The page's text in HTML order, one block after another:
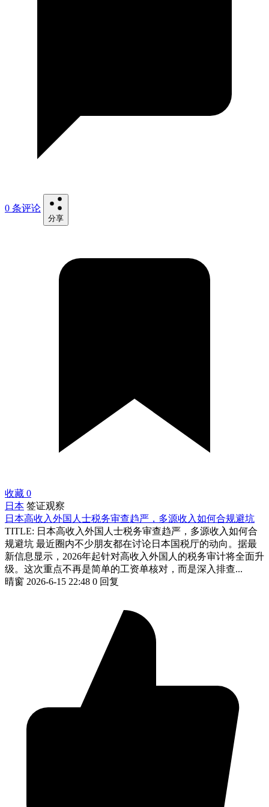
0 条评论
分享
收藏 0
日本 签证观察
日本高收入外国人士税务审查趋严，多源收入如何合规避坑
TITLE: 日本高收入外国人士税务审查趋严，多源收入如何合
规避坑 最近圈内不少朋友都在讨论日本国税厅的动向。据最
新信息显示，2026年起针对高收入外国人的税务审计将全面升
级。这次重点不再是简单的工资单核对，而是深入排查...
晴窗 2026-6-15 22:48 0 回复